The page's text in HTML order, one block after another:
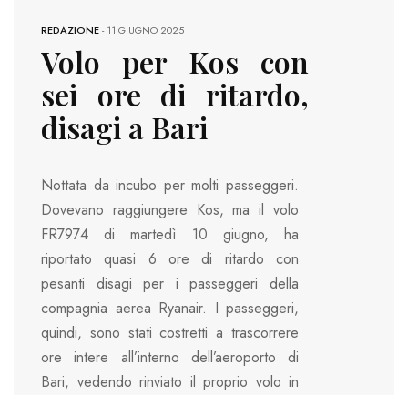
REDAZIONE-11 GIUGNO 2025
Volo per Kos con
sei ore di ritardo,
disagi a Bari
Nottata da incubo per molti passeggeri.
Dovevano raggiungere Kos, ma il volo
FR7974 di martedì 10 giugno, ha
riportato quasi 6 ore di ritardo con
pesanti disagi per i passeggeri della
compagnia aerea Ryanair. I passeggeri,
quindi, sono stati costretti a trascorrere
ore intere all’interno dell’aeroporto di
Bari, vedendo rinviato il proprio volo in